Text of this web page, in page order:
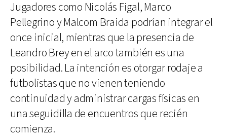
Jugadores como Nicolás Figal, Marco
Pellegrino y Malcom Braida podrían integrar el
once inicial, mientras que la presencia de
Leandro Brey en el arco también es una
posibilidad. La intención es otorgar rodaje a
futbolistas que no vienen teniendo
continuidad y administrar cargas físicas en
una seguidilla de encuentros que recién
comienza.